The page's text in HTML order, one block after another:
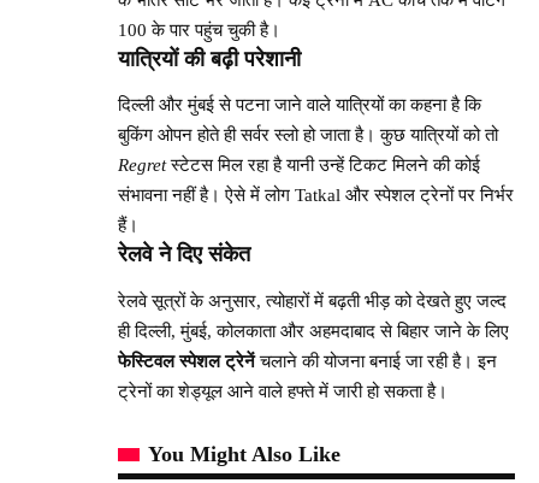
100 के पार पहुंच चुकी है।
यात्रियों की बढ़ी परेशानी
दिल्ली और मुंबई से पटना जाने वाले यात्रियों का कहना है कि
बुकिंग ओपन होते ही सर्वर स्लो हो जाता है। कुछ यात्रियों को तो
Regretस्टेटस मिल रहा है यानी उन्हें टिकट मिलने की कोई
संभावना नहीं है। ऐसे में लोग Tatkal और स्पेशल ट्रेनों पर निर्भर
हैं।
रेलवे ने दिए संकेत
रेलवे सूत्रों के अनुसार, त्योहारों में बढ़ती भीड़ को देखते हुए जल्द
ही दिल्ली, मुंबई, कोलकाता और अहमदाबाद से बिहार जाने के लिए
फेस्टिवल स्पेशल ट्रेनेंचलाने की योजना बनाई जा रही है। इन
ट्रेनों का शेड्यूल आने वाले हफ्ते में जारी हो सकता है।
You Might Also Like